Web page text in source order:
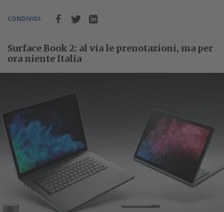
CONDIVIDI:
Surface Book 2: al via le prenotazioni, ma per
ora niente Italia